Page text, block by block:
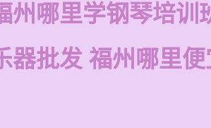
州哪里学钢琴培训
器批发 福州哪里便